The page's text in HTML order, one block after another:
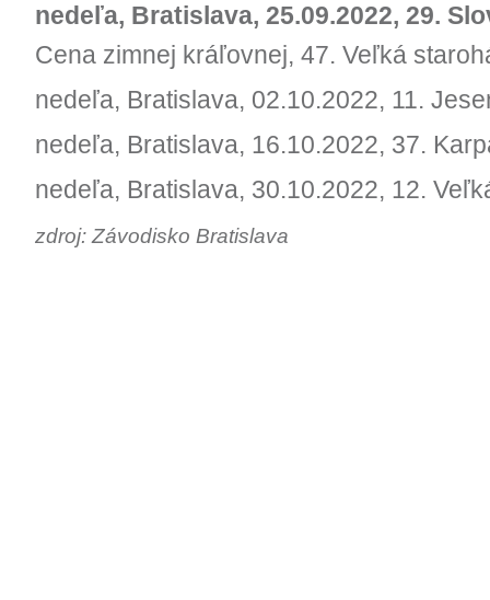
nedeľa, Bratislava, 25.09.2022, 29.
Cena zimnej kráľovnej, 47. Veľká
nedeľa, Bratislava, 02.10.2022, 11.
nedeľa, Bratislava, 16.10.2022, 37.
nedeľa, Bratislava, 30.10.2022, 12.
zdroj: Závodisko Bratislava